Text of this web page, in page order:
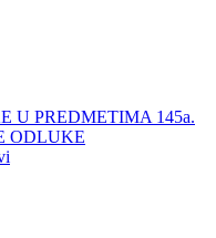
U PREDMETIMA 145a.
ODLUKE